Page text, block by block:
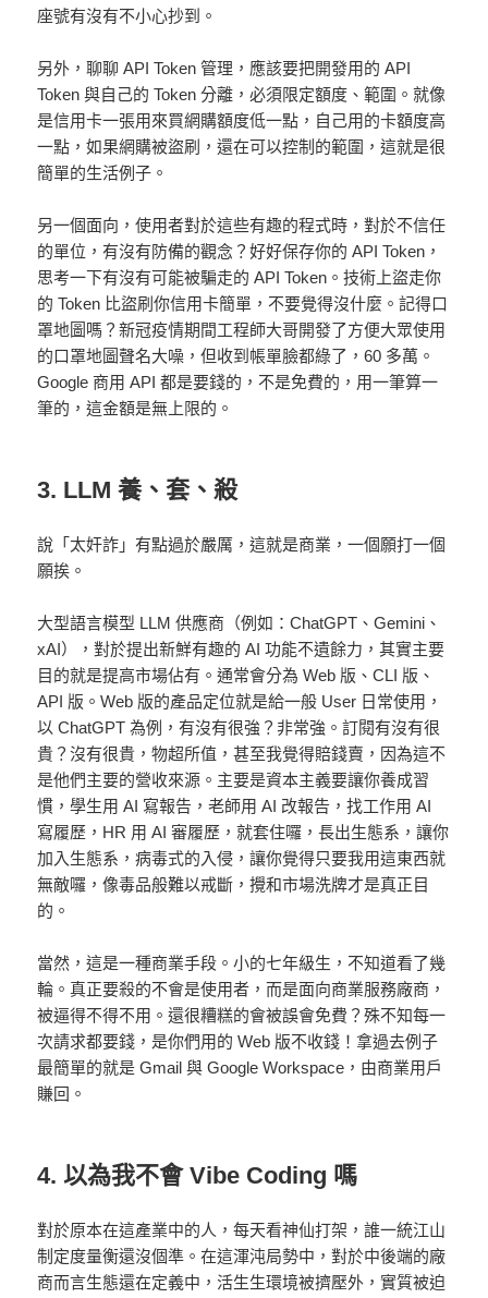
座號有沒有不小心抄到。
另外，聊聊 API Token 管理，應該要把開發用的 API
Token 與自己的 Token 分離，必須限定額度、範圍。就像
是信用卡一張用來買網購額度低一點，自己用的卡額度高
一點，如果網購被盜刷，還在可以控制的範圍，這就是很
簡單的生活例子。
另一個面向，使用者對於這些有趣的程式時，對於不信任
的單位，有沒有防備的觀念？好好保存你的 API Token，
思考一下有沒有可能被騙走的 API Token。技術上盜走你
的 Token 比盜刷你信用卡簡單，不要覺得沒什麼。記得口
罩地圖嗎？新冠疫情期間工程師大哥開發了方便大眾使用
的口罩地圖聲名大噪，但收到帳單臉都綠了，60 多萬。
Google 商用 API 都是要錢的，不是免費的，用一筆算一
筆的，這金額是無上限的。
3. LLM 養、套、殺
說「太奸詐」有點過於嚴厲，這就是商業，一個願打一個
願挨。
大型語言模型 LLM 供應商（例如：ChatGPT、Gemini、
xAI），對於提出新鮮有趣的 AI 功能不遺餘力，其實主要
目的就是提高市場佔有。通常會分為 Web 版、CLI 版、
API 版。Web 版的產品定位就是給一般 User 日常使用，
以 ChatGPT 為例，有沒有很強？非常強。訂閱有沒有很
貴？沒有很貴，物超所值，甚至我覺得賠錢賣，因為這不
是他們主要的營收來源。主要是資本主義要讓你養成習
慣，學生用 AI 寫報告，老師用 AI 改報告，找工作用 AI
寫履歷，HR 用 AI 審履歷，就套住囉，長出生態系，讓你
加入生態系，病毒式的入侵，讓你覺得只要我用這東西就
無敵囉，像毒品般難以戒斷，攪和市場洗牌才是真正目
的。
當然，這是一種商業手段。小的七年級生，不知道看了幾
輪。真正要殺的不會是使用者，而是面向商業服務廠商，
被逼得不得不用。還很糟糕的會被誤會免費？殊不知每一
次請求都要錢，是你們用的 Web 版不收錢！拿過去例子
最簡單的就是 Gmail 與 Google Workspace，由商業用戶
賺回。
4. 以為我不會 Vibe Coding 嗎
對於原本在這產業中的人，每天看神仙打架，誰一統江山
制定度量衡還沒個準。在這渾沌局勢中，對於中後端的廠
商而言生態還在定義中，活生生環境被擠壓外，實質被迫